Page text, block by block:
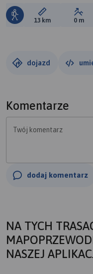
Długość trasy:
13 km 0 m
dojazd
Komentarze
Twój komentarz
dodaj komentarz
NA TYCH
NASZEJ